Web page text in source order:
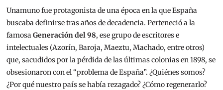
Unamuno fue protagonista de una época en la que España
buscaba definirse tras años de decadencia. Perteneció a la
famosaGeneración del 98, ese grupo de escritores e
intelectuales (Azorín, Baroja, Maeztu, Machado, entre otros)
que, sacudidos por la pérdida de las últimas colonias en 1898, se
obsesionaron con el “problema de España”. ¿Quiénes somos?
¿Por qué nuestro país se había rezagado? ¿Cómo regenerarlo?